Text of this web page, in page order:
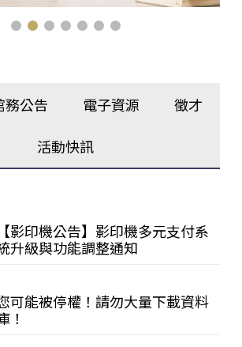
務公告 電子資源 徵才
活動快訊
【影印機公告】影印機多元支付系
升級與功能調整通知
可能被停權！請勿大量下載資料
！